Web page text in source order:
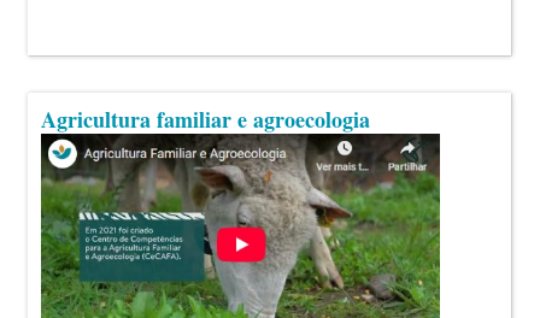
Agricultura familiar e agroecologia